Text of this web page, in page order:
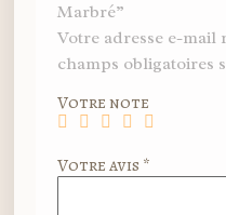
Marbré”
Votre adresse e-mail
champs obligatoires
Votre note
Votre avis *